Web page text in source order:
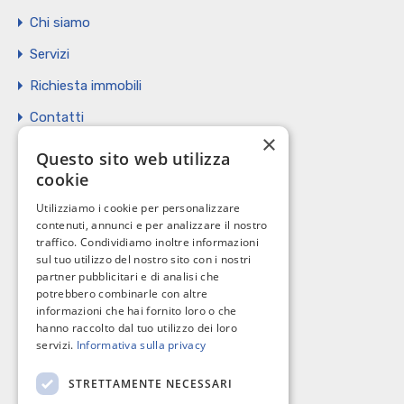
Chi siamo
Servizi
Richiesta immobili
Contatti
Vendi il tuo immobile
Privacy Policy
Cookie policy
I nostri contatti
C.so Giannone, 184 - 71121 Foggia
0881 617004
×
Questo sito web utilizza
cookie
Utilizziamo i cookie per personalizzare
contenuti, annunci e per analizzare il nostro
traffico. Condividiamo inoltre informazioni
sul tuo utilizzo del nostro sito con i nostri
partner pubblicitari e di analisi che
potrebbero combinarle con altre
informazioni che hai fornito loro o che
hanno raccolto dal tuo utilizzo dei loro
servizi. Informativa sulla privacy
STRETTAMENTE NECESSARI